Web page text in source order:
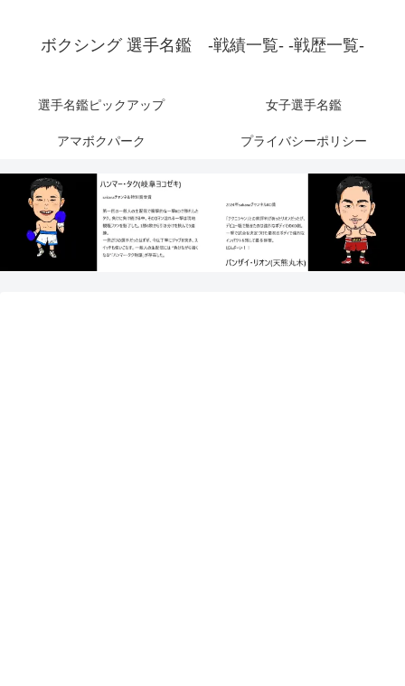
ボクシング 選手名鑑 -戦績一覧- -戦歴一覧-
選手名鑑ピックアップ 女子選手名鑑
アマボクパーク プライバシーポリシー